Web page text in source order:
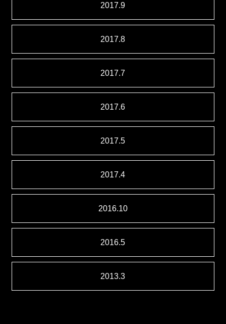
2017.9
2017.8
2017.7
2017.6
2017.5
2017.4
2016.10
2016.5
2013.3